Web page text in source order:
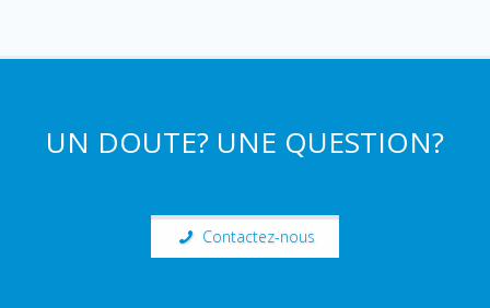
UN DOUTE? UNE QUESTION?
Contactez-nous